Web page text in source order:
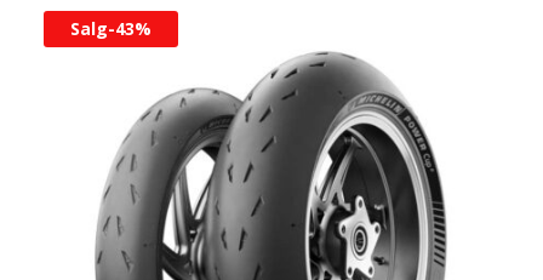
var:
kr 3.723,00.
Salg-43%